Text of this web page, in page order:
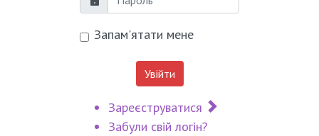
Пароль
Запам'ятати мене
Увійти
Зареєструватися
Забули свій логін?